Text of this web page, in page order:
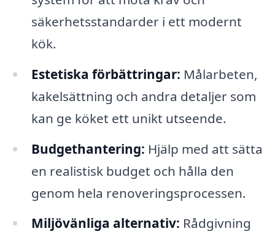
säkerhetsstandarder i ett modernt
kök.
Estetiska förbättringar: Målarbeten,
kakelsättning och andra detaljer som
kan ge köket ett unikt utseende.
Budgethantering: Hjälp med att sätta
en realistisk budget och hålla den
genom hela renoveringsprocessen.
Miljövänliga alternativ: Rådgivning